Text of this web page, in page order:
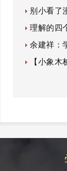
别小看了
理解的四
余建祥：
【小象